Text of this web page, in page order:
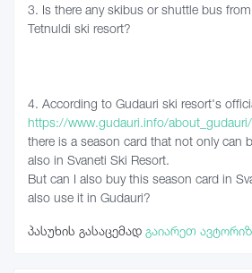
3. Is there any skibus or shuttle bus from where to
Tetnuldi ski resort?
4. According to Gudauri ski resort's
https://www.gudauri.info/
there is a season card that not only can
also in Svaneti Ski Resort.
But can I also buy this season card in
also use it in Gudauri?
პასუხის გასაცემად გაიარეთ